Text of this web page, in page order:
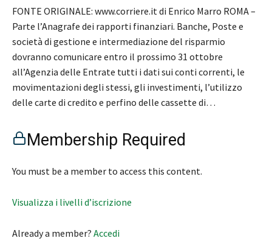
FONTE ORIGINALE: www.corriere.it di Enrico Marro ROMA –
Parte l’Anagrafe dei rapporti finanziari. Banche, Poste e
società di gestione e intermediazione del risparmio
dovranno comunicare entro il prossimo 31 ottobre
all’Agenzia delle Entrate tutti i dati sui conti correnti, le
movimentazioni degli stessi, gli investimenti, l’utilizzo
delle carte di credito e perfino delle cassette di…
Membership Required
You must be a member to access this content.
Visualizza i livelli d’iscrizione
Already a member? Accedi